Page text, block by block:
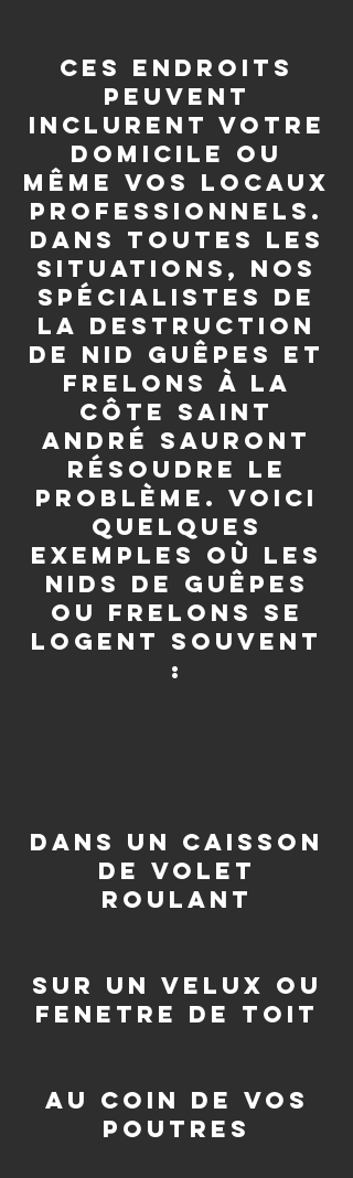
Ces endroits
peuvent
inclurent votre
domicile ou
même vos locaux
professionnels.
Dans toutes les
situations, nos
spécialistes de
la destruction
de nid guêpes et
frelons à La
Côte Saint
André sauront
résoudre le
problème. Voici
quelques
exemples où les
nids de guêpes
ou frelons se
logent souvent
:
dans un caisson
de volet
roulant
sur un velux ou
fenetre de toit
au coin de vos
poutres